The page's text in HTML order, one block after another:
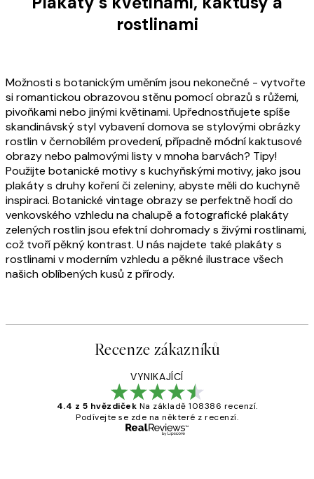
rostlinami
Možnosti s botanickým uměním jsou nekonečné - vytvořte
si romantickou obrazovou stěnu pomocí obrazů s růžemi,
pivoňkami nebo jinými květinami. Upřednostňujete spíše
skandinávský styl vybavení domova se stylovými obrázky
rostlin v černobílém provedení, případně módní kaktusové
obrazy nebo palmovými listy v mnoha barvách? Tipy!
Použijte botanické motivy s kuchyňskými motivy, jako jsou
plakáty s druhy koření či zeleniny, abyste měli do kuchyně
inspiraci. Botanické vintage obrazy se perfektně hodí do
venkovského vzhledu na chalupě a fotografické plakáty
zelených rostlin jsou efektní dohromady s živými rostlinami,
což tvoří pěkný kontrast. U nás najdete také plakáty s
rostlinami v moderním vzhledu a pěkné ilustrace všech
našich oblíbených kusů z přírody.
Recenze zákazníků
VYNIKAJÍCÍ
4.4 z 5 hvězdiček Na základě 108386 recenzí.
Podívejte se zde na některé z recenzí.